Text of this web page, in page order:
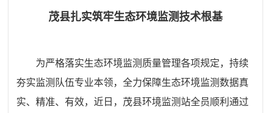
茂县扎实筑牢生态环境监测技术根基
为严格落实生态环境监测质量管理各项规定，持续
夯实监测队伍专业本领，全力保障生态环境监测数据真
实、精准、有效，近日，茂县环境监测站全员顺利通过